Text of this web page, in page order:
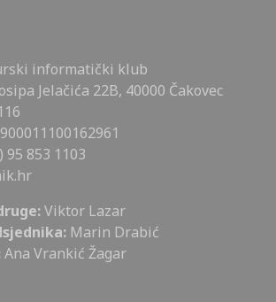
informatički klub
Jelačića 22B, 40000 Čakovec
95 853 1103
Viktor Lazar
Marin Drabić
Ana Vrankić Žagar